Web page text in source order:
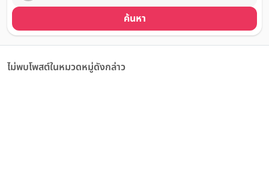
ค้นหา
ไม่พบโพสต์ในหมวดหมู่ดังกล่าว